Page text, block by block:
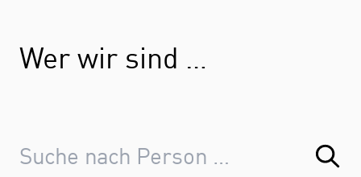
Wer wir sind …